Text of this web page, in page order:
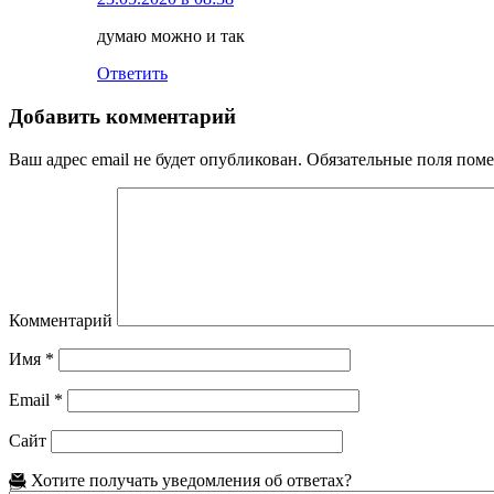
думаю можно и так
Ответить
Добавить комментарий
Ваш адрес email не будет опубликован. Обязательные поля
Комментарий
Имя *
Email *
Сайт
Хотите получать уведомления об ответах?